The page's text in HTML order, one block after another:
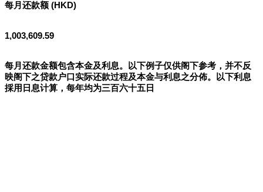
每月还款额 (HKD)
1,003,609.59
每月还款金额包含本金及利息。以下例子仅供阁下参考，并不反
映阁下之贷款户口实际还款过程及本金与利息之分佈。以下利息
採用日息计算，每年均为三百六十五日